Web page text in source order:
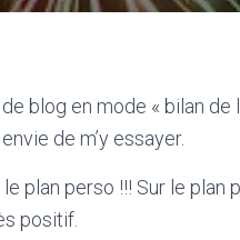
blog en mode « bilan de
de m’y essayer.
plan perso !!! Sur le plan
positif.